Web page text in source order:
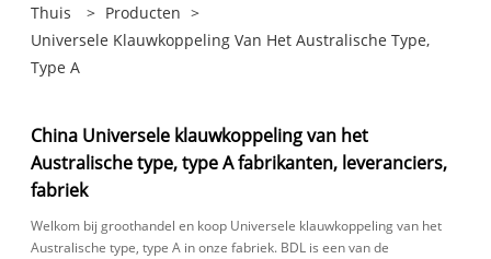
Thuis > Producten >
Universele Klauwkoppeling Van Het Australische Type,
Type A
China Universele klauwkoppeling van het
Australische type, type A fabrikanten, leveranciers,
fabriek
Welkom bij groothandel en koop Universele klauwkoppeling van het
Australische type, type A in onze fabriek. BDL is een van de